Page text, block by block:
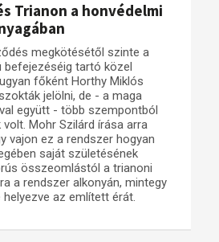
megszilárdulása
és emlékezet
(feltöltés alatt)
kommentár
szerződés
Trianon a honvédelmi
megkötésétől szinte a
befejezéséig tartó közel
főként Horthy Miklós
jelölni, de - a maga
együtt - több szempontból
Mohr Szilárd írása arra
vajon ez a rendszer hogyan
saját születésének
összeomlástól a trianoni
a rendszer alkonyán, mintegy
az említett érát.